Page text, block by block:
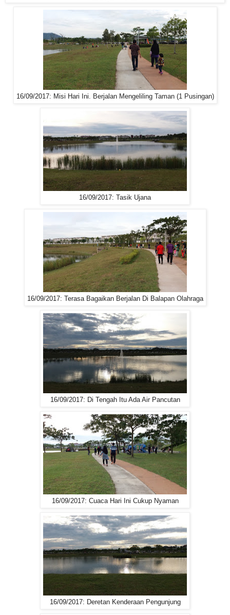
16/09/2017: Misi Hari Ini. Berjalan Mengeliling Taman (1 Pusingan)
16/09/2017: Tasik Ujana
16/09/2017: Terasa Bagaikan Berjalan Di Balapan Olahraga
16/09/2017: Di Tengah Itu Ada Air Pancutan
16/09/2017: Cuaca Hari Ini Cukup Nyaman
16/09/2017: Deretan Kenderaan Pengunjung